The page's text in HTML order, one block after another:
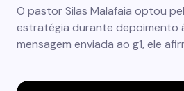
O pastor Silas Malafaia optou
estratégia durante depoimento
mensagem enviada ao g1, ele